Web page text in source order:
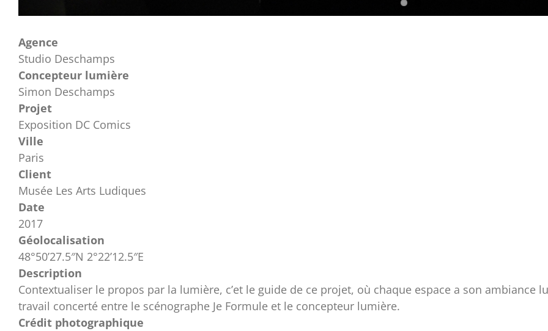
Agence
Studio Deschamps
Concepteur lumière
Simon Deschamps
Projet
Exposition DC Comics
Ville
Paris
Client
Musée Les Arts Ludiques
Date
2017
Géolocalisation
48°50’27.5″N 2°22’12.5″E
Description
Contextualiser le propos par la lumière, c’et le guide de ce projet, où chaque espace a son ambiance
travail concerté entre le scénographe Je Formule et le concepteur lumière.
Crédit photographique